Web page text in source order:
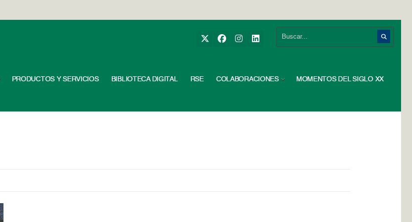
PRODUCTOS Y SERVICIOS BIBLIOTECA DIGITAL RSE COLABORACIONES MOMENTOS DEL SIGLO XX